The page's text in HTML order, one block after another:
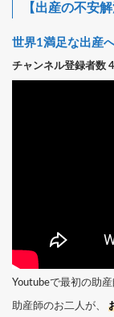
【出産の不安解
世界1満足な出産
チャンネル登録者数
Youtubeで最初の助産
助産師のお二人が、